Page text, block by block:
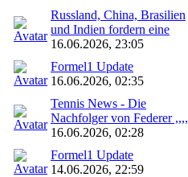
Russland, China, Brasilien
und Indien fordern eine
16.06.2026, 23:05
Formel1 Update
16.06.2026, 02:35
Tennis News - Die
Nachfolger von Federer ,,,,
16.06.2026, 02:28
Formel1 Update
14.06.2026, 22:59